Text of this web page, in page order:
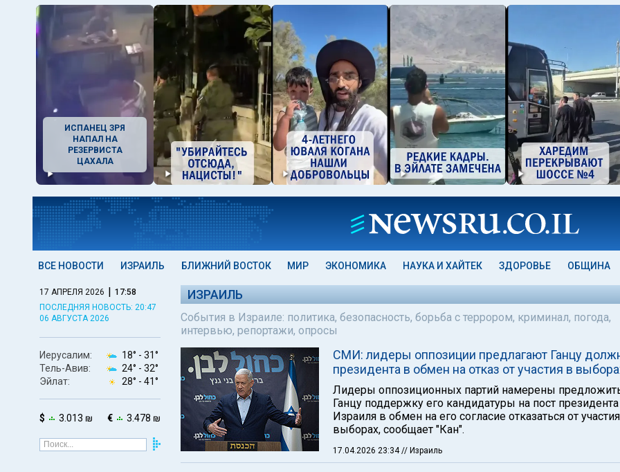
ИСПАНЕЦ ЗРЯ
НАПАЛ НА
РЕЗЕРВИСТА
ЦАХАЛА
ВСЕ НОВОСТИ ИЗРАИЛЬ БЛИЖНИЙ ВОСТОК МИР ЭКОНОМИКА НАУКА И ХАЙТЕК ЗДОРОВЬЕ ОБЩИНА
17 АПРЕЛЯ 2026 | 17:58
ПОСЛЕДНЯЯ НОВОСТЬ: 20:47
06 АВГУСТА 2026
Иерусалим: 18° - 31°
Тель-Авив:
24° - 32°
Эйлат:
28° - 41°
$ 3.013 ₪ € 3.478 ₪
ИЗРАИЛЬ
События в Израиле: политика, безопасность, борьба с террором, криминал, погода,
интервью, репортажи, опросы
СМИ: лидеры оппозиции предлагают Ганцу
президента в обмен на отказ от участия в
Лидеры оппозиционных партий намерены
Ганцу поддержку его кандидатуры на пост президента
Израиля в обмен на его согласие отказаться от
выборах, сообщает "Кан".
17.04.2026 23:34// Израиль